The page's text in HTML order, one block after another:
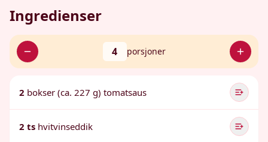
Ingredienser
4 porsjoner
2 bokser (ca. 227 g) tomatsaus
2 ts hvitvinseddik